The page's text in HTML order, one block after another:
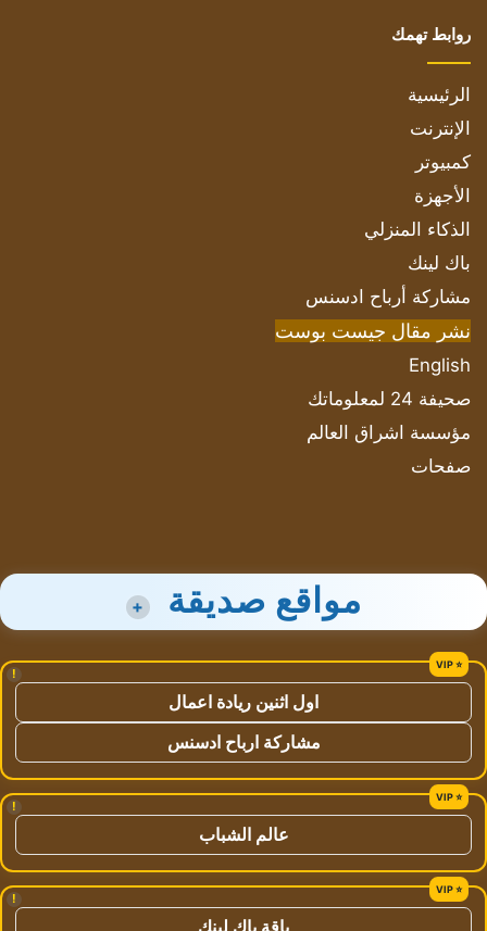
روابط تهمك
الرئيسية
الإنترنت
كمبيوتر
الأجهزة
الذكاء المنزلي
باك لينك
مشاركة أرباح ادسنس
نشر مقال جيست بوست
English
صحيفة 24 لمعلوماتك
مؤسسة اشراق العالم
صفحات
مواقع صديقة +
!
اول اثنين ريادة اعمال
مشاركة ارباح ادسنس
!
عالم الشباب
!
باقة باك لينك